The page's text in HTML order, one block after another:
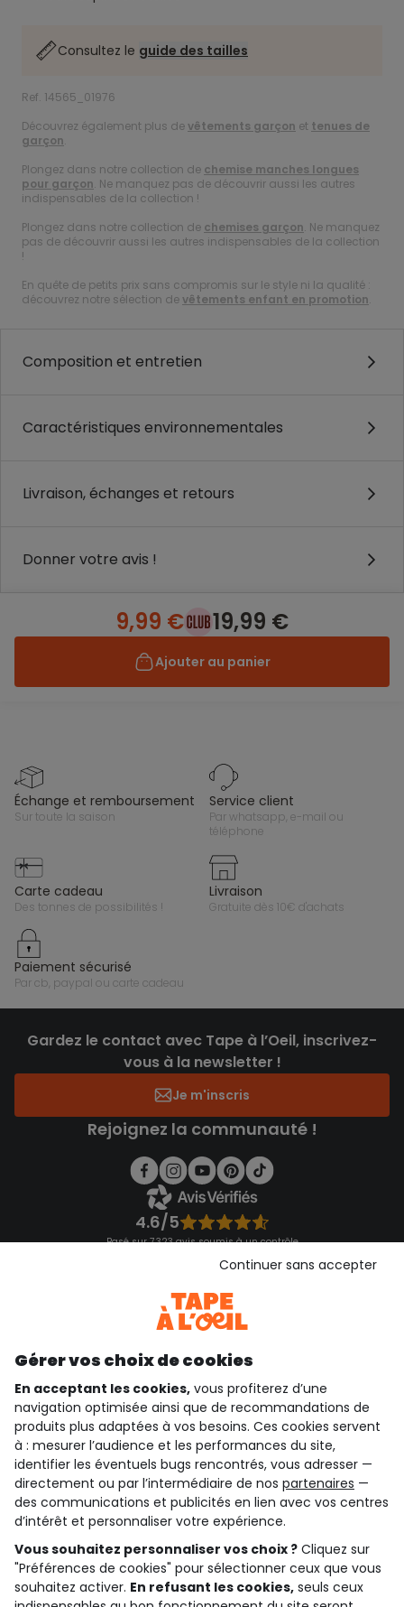
Consultez le guide des tailles
Ref. 14565_01976
Découvrez également plus devêtements garçon et tenues de
garçon.
Plongez dans notre collection de chemise manches longues
pour garçon. Ne manquez pas de découvrir aussi les autres
indispensables de la collection !
Plongez dans notre collection de chemises garçon. Ne manquez
pas de découvrir aussi les autres indispensables de la collection
!
En quête de petits prix sans compromis sur le style ni la qualité :
découvrez notre sélection devêtements enfant en promotion.
Composition et entretien
Caractéristiques environnementales
Livraison, échanges et retours
Donner votre avis !
9,99 € 19,99 €
Ajouter au panier
échange et remboursement
sur toute la saison
service client
par whatsapp, e-mail ou
téléphone
carte cadeau
des tonnes de possibilités !
livraison
gratuite dès 10€ d'achats
paiement sécurisé
par cb, paypal ou carte cadeau
Gardez le contact avec Tape à l’Oeil, inscrivez-
vous à la newsletter !
Je m'inscris
Rejoignez la communauté !
4.6/5
Basé sur 7 323 avis soumis à un contrôle
Consulter les CGU
qui sommes-nous ?
besoin d'aide ?
le club fidélité
notre catalogue
Gérer vos choix de cookies
En acceptant les cookies, vous profiterez d’une
navigation optimisée ainsi que de recommandations de
produits plus adaptées à vos besoins. Ces cookies servent
à : mesurer l’audience et les performances du site,
identifier les éventuels bugs rencontrés, vous adresser —
directement ou par l’intermédiaire de nos partenaires —
des communications et publicités en lien avec vos centres
d’intérêt et personnaliser votre expérience.
Vous souhaitez personnaliser vos choix ? Cliquez sur
"Préférences de cookies" pour sélectionner ceux que vous
souhaitez activer. En refusant les cookies, seuls ceux
Continuer sans accepter